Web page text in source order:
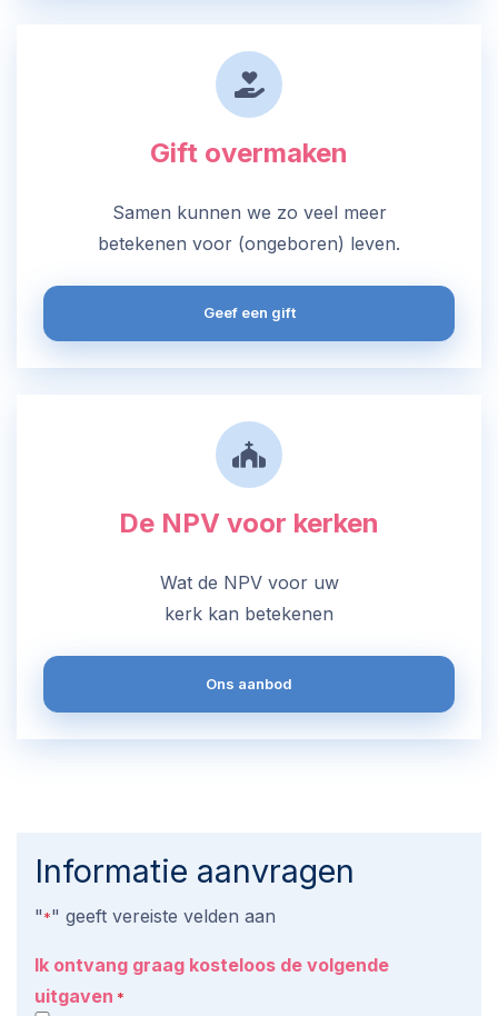
Gift overmaken
Samen kunnen we zo veel meer
betekenen voor (ongeboren) leven.
Geef een gift
De NPV voor kerken
Wat de NPV voor uw
kerk kan betekenen
Ons aanbod
Informatie aanvragen
"*" geeft vereiste velden aan
Ik ontvang graag kosteloos de volgende
uitgaven *